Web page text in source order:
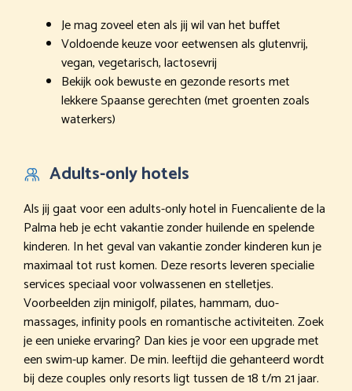
Je mag zoveel eten als jij wil van het buffet
Voldoende keuze voor eetwensen als glutenvrij,
vegan, vegetarisch, lactosevrij
Bekijk ook bewuste en gezonde resorts met
lekkere Spaanse gerechten (met groenten zoals
waterkers)
Adults-only hotels
Als jij gaat voor een adults-only hotel in Fuencaliente de la
Palma heb je echt vakantie zonder huilende en spelende
kinderen. In het geval van vakantie zonder kinderen kun je
maximaal tot rust komen. Deze resorts leveren specialie
services speciaal voor volwassenen en stelletjes.
Voorbeelden zijn minigolf, pilates, hammam, duo-
massages, infinity pools en romantische activiteiten. Zoek
je een unieke ervaring? Dan kies je voor een upgrade met
een swim-up kamer. De min. leeftijd die gehanteerd wordt
bij deze couples only resorts ligt tussen de 18 t/m 21 jaar.